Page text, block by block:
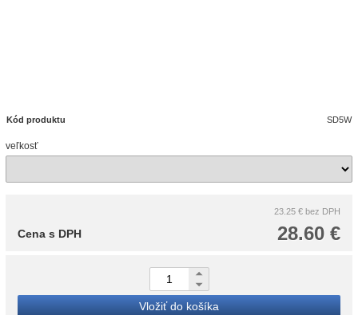
Kód produktu SD5W
veľkosť
23.25 € bez DPH
28.60 €
Cena s DPH
Vložiť do košíka